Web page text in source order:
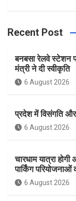
c
e
b
o
o
k
Recent Post
बनबसा रेलवे स्टेशन
मंत्री ने दी स्वीकृति
6 August 2026
प्रदेश में विसंगति
6 August 2026
चारधाम यात्रा
पार्किंग परियोजनाओं
6 August 2026